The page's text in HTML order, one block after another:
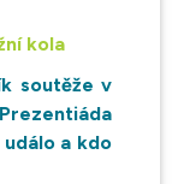
kola
soutěže v
a kdo